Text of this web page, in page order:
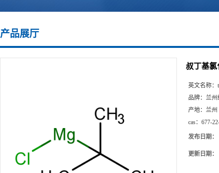
产品展厅
叔丁基氯
英文名称：
品牌： 兰州
产地： 兰州
cas： 677-
发布日期：
更新日期：